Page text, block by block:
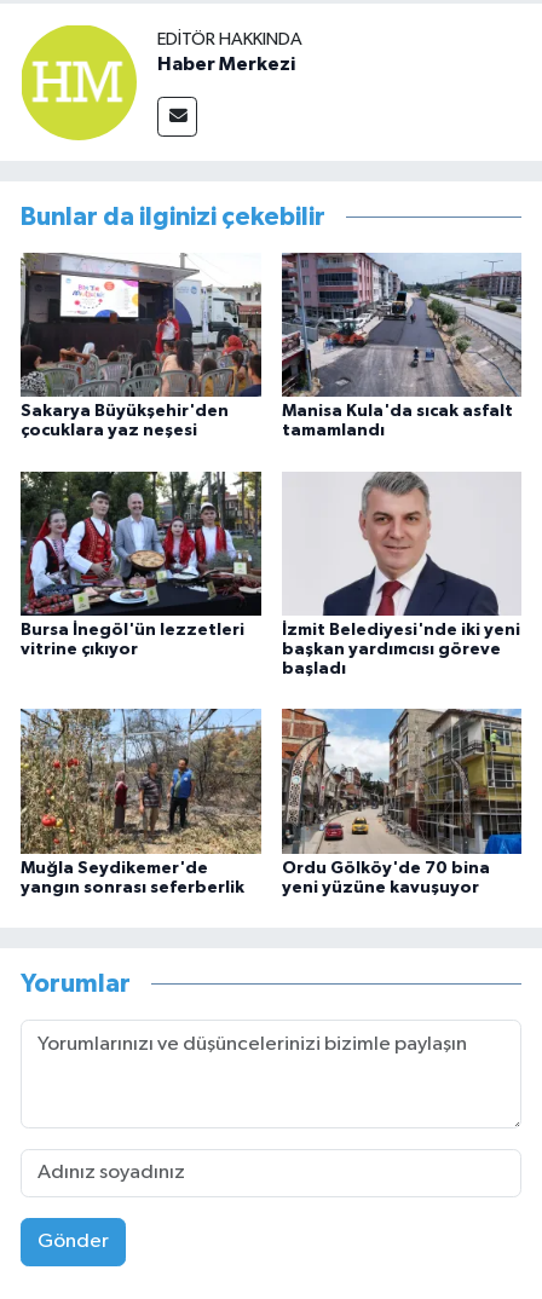
EDITÖR HAKKINDA
Haber Merkezi
Bunlar da ilginizi çekebilir
Sakarya Büyükşehir'den
çocuklara yaz neşesi
Manisa Kula'da sıcak asfalt
tamamlandı
Bursa İnegöl'ün lezzetleri
vitrine çıkıyor
İzmit Belediyesi'nde iki yeni
başkan yardımcısı göreve
başladı
Muğla Seydikemer'de
yangın sonrası seferberlik
Ordu Gölköy'de 70 bina
yeni yüzüne kavuşuyor
Yorumlar
Gönder